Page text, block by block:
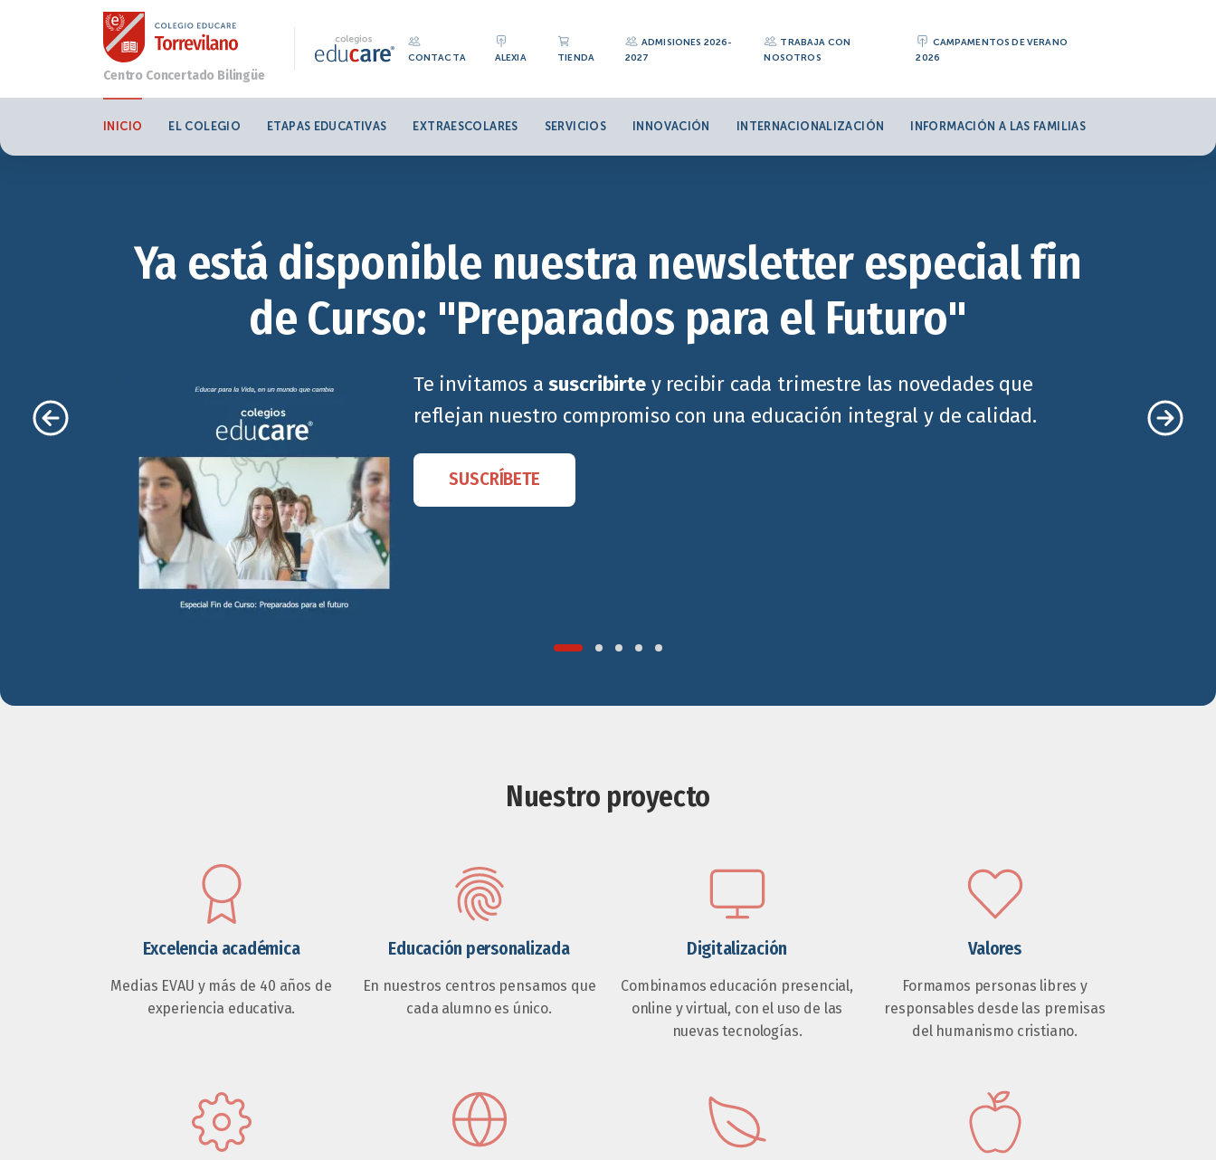
CONTACTA ALEXIA TIENDA
ADMISIONES 2026-
2027
TRABAJA CON
NOSOTROS
CAMPAMENTOS DE VERANO
2026
INICIO EL COLEGIO ETAPAS EDUCATIVAS EXTRAESCOLARES SERVICIOS INNOVACIÓN INTERNACIONALIZACIÓN INFORMACIÓN A LAS FAMILIAS
Ya está disponible nuestra newsletter especial fin
de Curso: "Preparados para el Futuro"
Te invitamos asuscribirtey recibir cada trimestre las novedades que
reflejan nuestro compromiso con una educación integral y de calidad.
SUSCRÍBETE
Nuestro proyecto
Excelencia académica
Medias EVAU y más de 40 años de
experiencia educativa.
Educación personalizada
En nuestros centros pensamos que
cada alumno es único.
Digitalización
Combinamos educación presencial,
online y virtual, con el uso de las
nuevas tecnologías.
Valores
Formamos personas libres y
responsables desde las premisas
del humanismo cristiano.